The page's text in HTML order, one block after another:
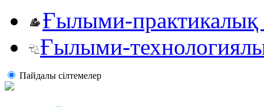
Ғылыми-практикалық
Ғылыми-
Пайдалы сiлтемелер